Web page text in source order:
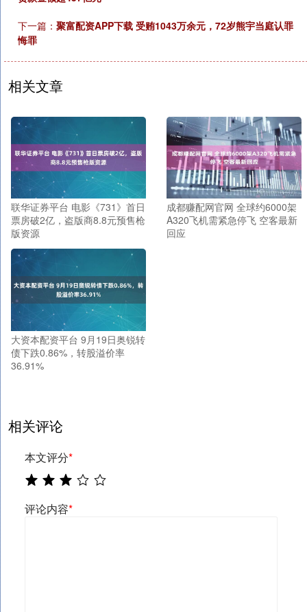
下一篇： 聚富配资APP下载 受贿1043万余元，72岁熊宇当庭认罪
悔罪
相关文章
联华证券平台 电影《731》首日
票房破2亿，盗版商8.8元预售枪
版资源
成都赚配网官网 全球约6000架
A320飞机需紧急停飞 空客最新
回应
大资本配资平台 9月19日奥锐转
债下跌0.86%，转股溢价率
36.91%
相关评论
本文评分*
评论内容*